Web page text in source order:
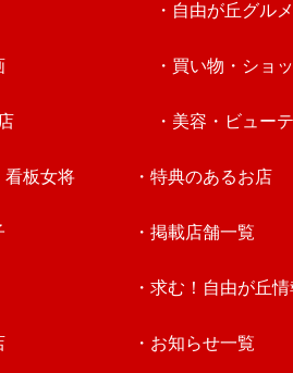
看板女将
・自由が丘グルメ
・買い物・ショ
・美容・ビュー
・特典のあるお店
・掲載店舗一覧
・求む！自由が丘
・お知らせ一覧